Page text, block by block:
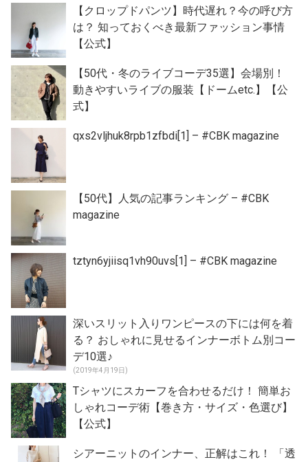
【クロップドパンツ】時代遅れ？今の呼び方
は？ 知っておくべき最新ファッション事情
【公式】
【50代・冬のライブコーデ35選】会場別！
動きやすいライブの服装【ドームetc.】【公
式】
qxs2vljhuk8rpb1zfbdi[1] – #CBK magazine
【50代】人気の記事ランキング – #CBK
magazine
tztyn6yjiisq1vh90uvs[1] – #CBK magazine
深いスリット入りワンピースの下には何を着
る？ おしゃれに見せるインナーボトム別コー
デ10選♪
(2019年4月19日)
Tシャツにスカーフを合わせるだけ！ 簡単お
しゃれコーデ術【巻き方・サイズ・色選び】
【公式】
シアーニットのインナー、正解はこれ！ 「透